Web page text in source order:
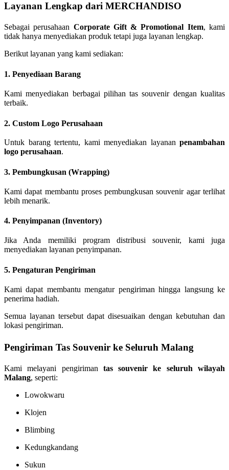
Layanan Lengkap dari MERCHANDISO
Sebagai perusahaan Corporate Gift & Promotional Item, kami
tidak hanya menyediakan produk tetapi juga layanan lengkap.
Berikut layanan yang kami sediakan:
1. Penyediaan Barang
Kami menyediakan berbagai pilihan tas souvenir dengan kualitas
terbaik.
2. Custom Logo Perusahaan
Untuk barang tertentu, kami menyediakan layanan penambahan
logo perusahaan.
3. Pembungkusan (Wrapping)
Kami dapat membantu proses pembungkusan souvenir agar terlihat
lebih menarik.
4. Penyimpanan (Inventory)
Jika Anda memiliki program distribusi souvenir, kami juga
menyediakan layanan penyimpanan.
5. Pengaturan Pengiriman
Kami dapat membantu mengatur pengiriman hingga langsung ke
penerima hadiah.
Semua layanan tersebut dapat disesuaikan dengan kebutuhan dan
lokasi pengiriman.
Pengiriman Tas Souvenir ke Seluruh Malang
Kami melayani pengiriman tas souvenir ke seluruh wilayah
Malang, seperti:
Lowokwaru
Klojen
Blimbing
Kedungkandang
Sukun